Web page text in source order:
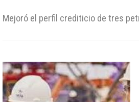
Mejoró el perfil crediticio de tres